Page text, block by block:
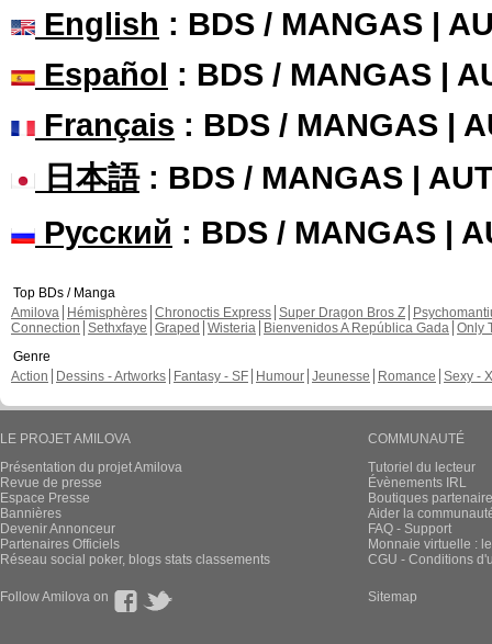
English : BDS / MANGAS |
Español : BDS / MANGAS |
Français : BDS / MANGAS |
日本語: BDS / MANGAS |
Русский : BDS / MANGAS |
Top BDs / Manga
Amilova
Hémisphères Chronoctis Express Super Dragon Bros Z
Connection Sethxfaye Graped Wisteria Bienvenidos A República Gada Only
Genre
Action
Dessins - Artworks Fantasy - SF Humour Jeunesse Romance Sexy -
LE PROJET AMILOVA
Présentation du projet Amilova
Revue de presse
Espace Presse
Bannières
Devenir Annonceur
Partenaires Officiels
Réseau social poker, blogs stats classements
COMMUNAUTÉ
Tutoriel du lecteur
Évènements IRL
Boutiques
Aider la
FAQ - Support
Monnaie virtuelle :
CGU - Conditions
Follow Amilova on Sitemap